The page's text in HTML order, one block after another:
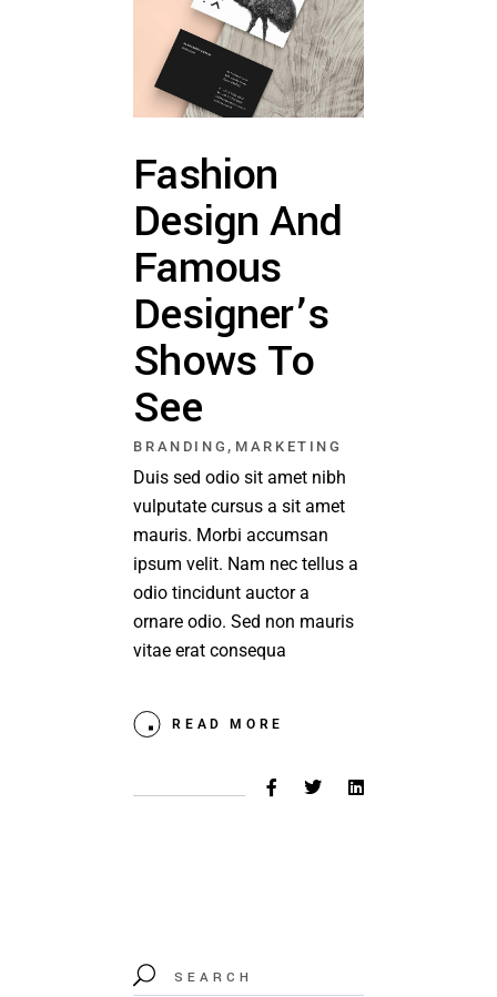
Fashion
Design And
Famous
Designer’s
Shows To
See
BRANDING , MARKETING
Duis sed odio sit amet nibh
vulputate cursus a sit amet
mauris. Morbi accumsan
ipsum velit. Nam nec tellus a
odio tincidunt auctor a
ornare odio. Sed non mauris
vitae erat consequa
READ MORE